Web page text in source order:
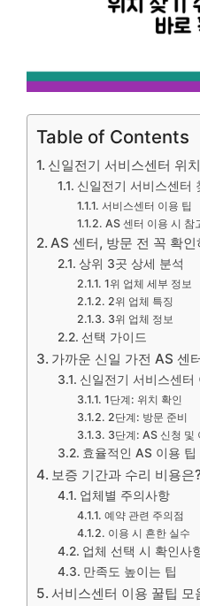
Table of Contents
신일전기 서비스센터 위
신일전기 서비스센터
서비스센터 이용 팁
AS 센터 이용 시 참
AS 센터, 방문 전 꼭 확인
상위 3곳 상세 분석
1위 업체 세부 정보
2위 업체 특징
3위 업체 정보
선택 가이드
가까운 신일 가전 AS 센
신일전기 서비스센터
1단계: 위치 확인
2단계: 방문 준비
3단계: AS 신청 및
효율적인 AS 이용 팁
보증 기간과 수리 비용은
업체별 주의사항
예약 관련 주의점
이용 시 흔한 실수
업체 선택 시 확인사
만족도 높이는 팁
서비스센터 이용 꿀팁 모